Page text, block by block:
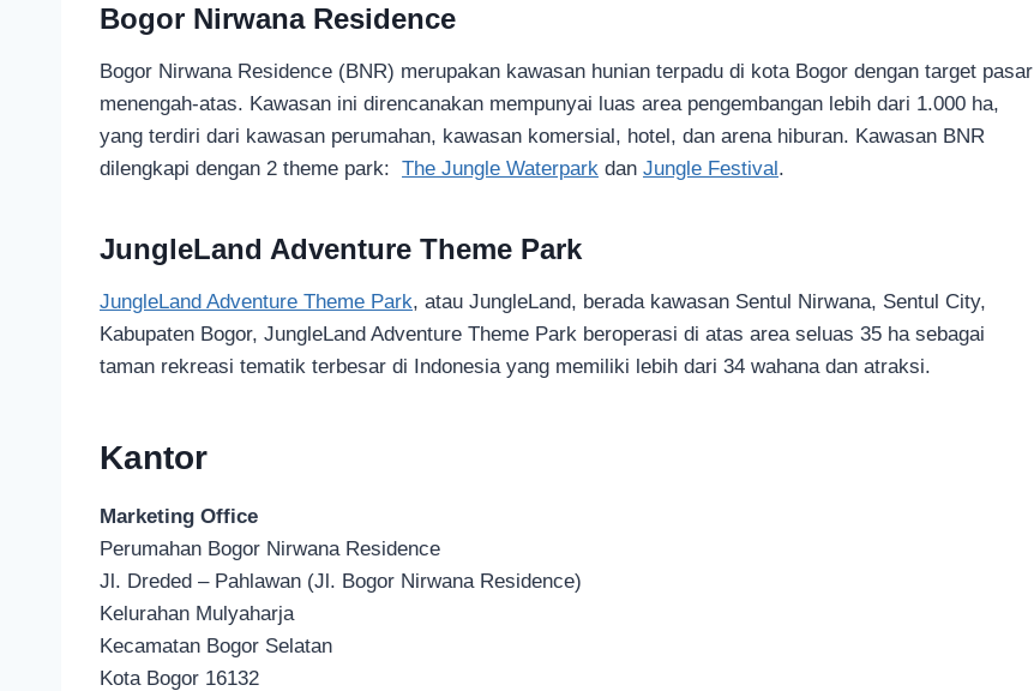
Bogor Nirwana Residence
Bogor Nirwana Residence (BNR) merupakan kawasan hunian terpadu di kota Bogor dengan target pasar
menengah-atas. Kawasan ini direncanakan mempunyai luas area pengembangan lebih dari 1.000 ha,
yang terdiri dari kawasan perumahan, kawasan komersial, hotel, dan arena hiburan. Kawasan BNR
dilengkapi dengan 2 theme park: The Jungle Waterpark dan Jungle Festival.
JungleLand Adventure Theme Park
JungleLand Adventure Theme Park, atau JungleLand, berada kawasan Sentul Nirwana, Sentul City,
Kabupaten Bogor, JungleLand Adventure Theme Park beroperasi di atas area seluas 35 ha sebagai
taman rekreasi tematik terbesar di Indonesia yang memiliki lebih dari 34 wahana dan atraksi.
Kantor
Marketing Office
Perumahan Bogor Nirwana Residence
Jl. Dreded – Pahlawan (Jl. Bogor Nirwana Residence)
Kelurahan Mulyaharja
Kecamatan Bogor Selatan
Kota Bogor 16132